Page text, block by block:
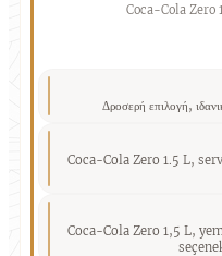
Coca-Cola Zero
Δροσερή επιλογή,
Coca-Cola Zero 1.5 L,
Coca-Cola Zero 1,5 L,